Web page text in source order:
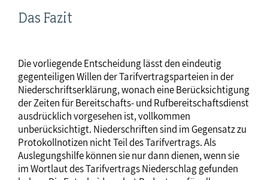
Das Fazit
Die vorliegende Entscheidung lässt den eindeutig
gegenteiligen Willen der Tarifvertragsparteien in der
Niederschriftserklärung, wonach eine Berücksichtigung
der Zeiten für Bereitschafts- und Rufbereitschaftsdienst
ausdrücklich vorgesehen ist, vollkommen
unberücksichtigt. Niederschriften sind im Gegensatz zu
Protokollnotizen nicht Teil des Tarifvertrags. Als
Auslegungshilfe können sie nur dann dienen, wenn sie
im Wortlaut des Tarifvertrags Niederschlag gefunden